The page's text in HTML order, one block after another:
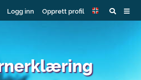
Logg inn Opprett profil